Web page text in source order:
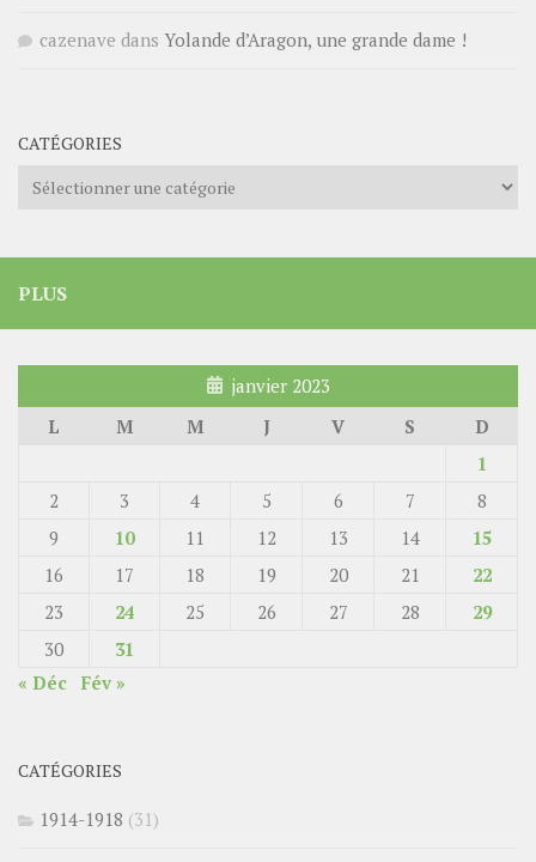
cazenave dans Yolande d’Aragon, une grande dame !
CATÉGORIES
Catégories
PLUS
janvier 2023
L
M M J V S
D
1
2
3 4 5 6 7
8
9
10 11 12 13 14
15
16
17 18 19 20 21
22
23
24 25 26 27 28
29
30
31
« Déc Fév »
CATÉGORIES
1914-1918 (31)